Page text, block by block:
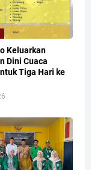
Keluarkan
Dini Cuaca
Tiga Hari ke